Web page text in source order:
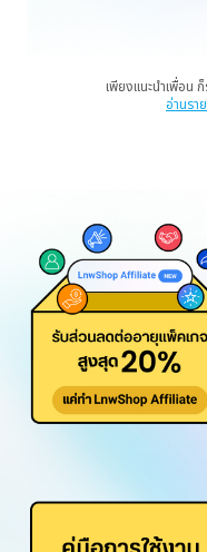
เพียงแนะนำเพื่อน
อ่านรา